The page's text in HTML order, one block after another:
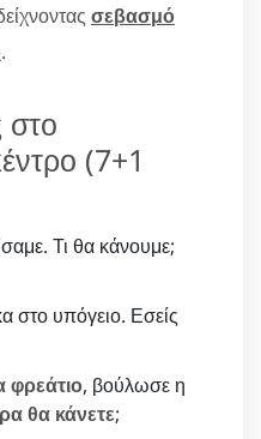
σεβασμό
.
στο
(7+1
Τι θα κάνουμε;
στο υπόγειο. Εσείς
φρεάτιο, βούλωσε η
θα κάνετε;